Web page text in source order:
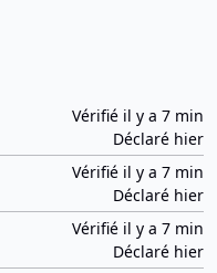
Vérifié il y a 7 min
Déclaré hier
Vérifié il y a 7 min
Déclaré hier
Vérifié il y a 7 min
Déclaré hier